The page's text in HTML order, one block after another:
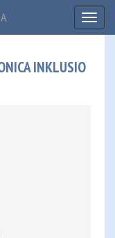
INKLUSIO